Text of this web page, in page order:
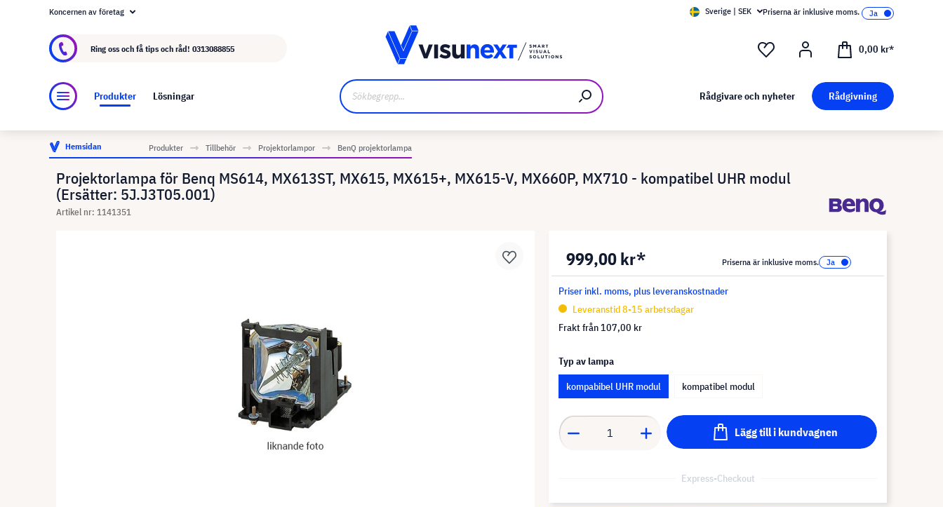
Om visunext.se
Koncernen av företag Sverige | SEK Priserna är inklusive moms.
Ring oss och få tips och råd! 0313088855 0,00 kr*
Produkter Lösningar Rådgivare och nyheter Rådgivning
Hemsidan Produkter Tillbehör Projektorlampor BenQ projektorlampa
Projektorlampa för Benq MS614, MX613ST, MX615, MX615+, MX615-V, MX660P, MX710 - kompatibel UHR modul
(Ersätter: 5J.J3T05.001)
Artikel nr: 1141351
999,00 kr* Priserna är inklusive moms.
Priser inkl. moms, plus leveranskostnader
Leveranstid 8-15 arbetsdagar
Frakt från 107,00 kr
Typ av lampa
kompabibel UHR modul
kompatibel modul
Lägg till i kundvagnen
Express-Checkout